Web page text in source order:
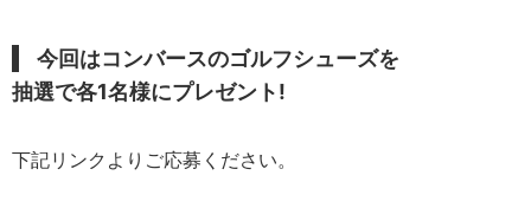
今回はコンバースのゴルフシューズを
抽選で各1名様にプレゼント!
下記リンクよりご応募ください。